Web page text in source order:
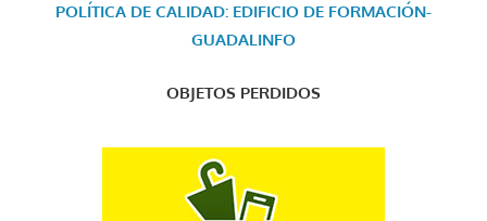
POLÍTICA DE CALIDAD: EDIFICIO DE FORMACIÓN-
GUADALINFO
OBJETOS PERDIDOS